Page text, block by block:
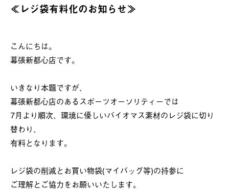
≪レジ袋有料化のお知らせ≫
こんにちは。
幕張新都心店です。
いきなり本題ですが、
幕張新都心店のあるスポーツオーソリティーでは
7月より順次、環境に優しいバイオマス素材のレジ袋に切り
替わり、
有料となります。
レジ袋の削減とお買い物袋(マイバッグ等)の持参に
ご理解とご協力をお願いいたします。